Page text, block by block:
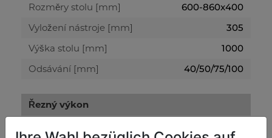
Rozměry stolu [mm]
600-860x400
Vyložení nástroje [mm]
305
Výška stolu [mm]
1000
Odsávání [mm]
40/50/75/100
Řezný výkon